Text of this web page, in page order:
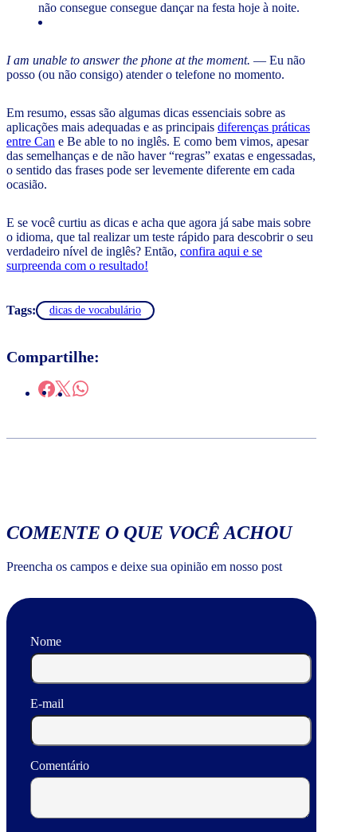
não consegue consegue dançar na festa hoje à noite.
I am unable to answer the phone at the moment. — Eu não
posso (ou não consigo) atender o telefone no momento.
Em resumo, essas são algumas dicas essenciais sobre as
aplicações mais adequadas e as principais diferenças práticas
entre Can e Be able to no inglês. E como bem vimos, apesar
das semelhanças e de não haver “regras” exatas e engessadas,
o sentido das frases pode ser levemente diferente em cada
ocasião.
E se você curtiu as dicas e acha que agora já sabe mais sobre
o idioma, que tal realizar um teste rápido para descobrir o seu
verdadeiro nível de inglês? Então, confira aqui e se
surpreenda com o resultado!
Tags: dicas de vocabulário
Compartilhe:
COMENTE O QUE VOCÊ ACHOU
Preencha os campos e deixe sua opinião em nosso post
Nome
E-mail
Comentário